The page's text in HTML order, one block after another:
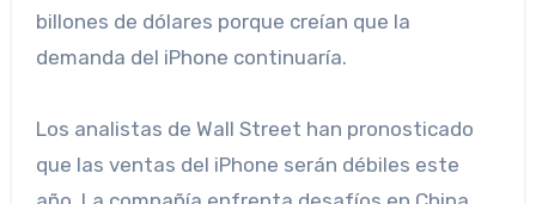
billones de dólares porque creían que la
demanda del iPhone continuaría.
Los analistas de Wall Street han pronosticado
que las ventas del iPhone serán débiles este